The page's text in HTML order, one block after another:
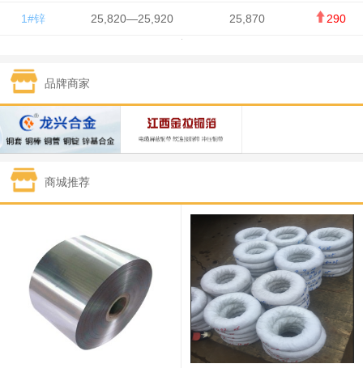
1#锌 25,820—25,920 25,870 290
1#锡 434,000—436,000
1#镍 129,550—130,750
1#白银 15,100—15,110 15,105 -70
钯金
331,000 -10,000
89,000—95,000 92,000 1,000
2#锑 85,000—91,000 88,000 1,000
1#镁 17,000—18,000 17,500 0
18,900—19,100 19,000 100
品牌商家
商城推荐